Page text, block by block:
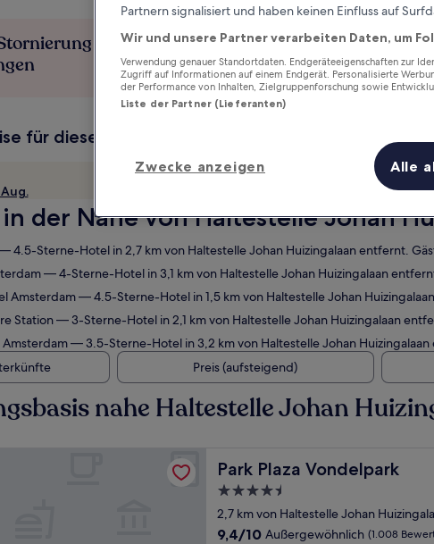
bei
Verdiene Prämien für
wahrgenommene
für diese Daten
Aug.
Morgen
der Nähe von Haltestelle Johan
4.5-Sterne-Hotel in 2,7 km von Haltestelle Johan Huizingalaan entfernt.
— 4-Sterne-Hotel in 3,1 km von Haltestelle Johan Huizingalaan
Amsterdam— 4.5-Sterne-Hotel in 1,5 km von Haltestelle Johan
Station— 3-Sterne-Hotel in 2,1 km von Haltestelle Johan Huizingalaan
Amsterdam— 3.5-Sterne-Hotel in 3,2 km von Haltestelle Johan
Preis (aufsteigend)
nahe Haltestelle Johan
Park Plaza Vondelpark
Park Plaza Vondelpark
4.5-
Sterne-
Unterkunft
2,7 km von Haltestelle Johan
9.4
9,4/10 Außergewöhnlich (1.008
Partnern signalisiert und haben keinen Einfluss auf
Wir und unsere Partner verarbeiten Daten, um
Verwendung genauer Standortdaten. Endgeräteeigenschaften zur
Zugriff auf Informationen auf einem Endgerät. Personalisierte
der Performance von Inhalten, Zielgruppenforschung sowie
Liste der Partner (Lieferanten)
Zwecke anzeigen Alle